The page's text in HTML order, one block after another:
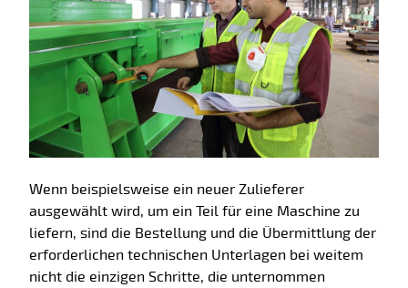
Wenn beispielsweise ein neuer Zulieferer
ausgewählt wird, um ein Teil für eine Maschine zu
liefern, sind die Bestellung und die Übermittlung der
erforderlichen technischen Unterlagen bei weitem
nicht die einzigen Schritte, die unternommen